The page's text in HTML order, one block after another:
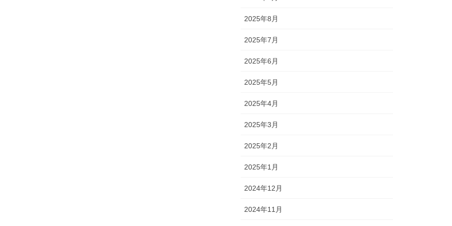
2025年8月
2025年7月
2025年6月
2025年5月
2025年4月
2025年3月
2025年2月
2025年1月
2024年12月
2024年11月